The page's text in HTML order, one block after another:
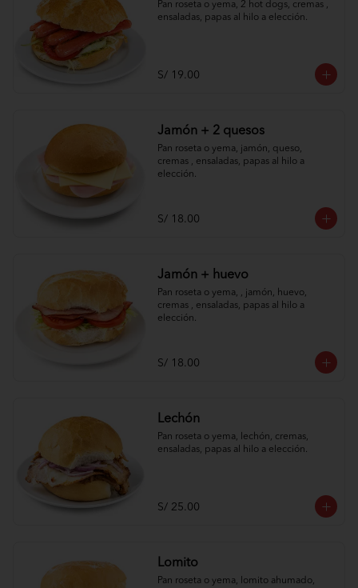
Pan roseta o yema, 2 hot dogs, cremas ,
ensaladas, papas al hilo a elección.
S/ 19.00
Jamón + 2 quesos
Pan roseta o yema, jamón, queso,
cremas , ensaladas, papas al hilo a
elección.
S/ 18.00
Jamón + huevo
Pan roseta o yema, , jamón, huevo,
cremas , ensaladas, papas al hilo a
elección.
S/ 18.00
Lechón
Pan roseta o yema, lechón, cremas,
ensaladas, papas al hilo a elección.
S/ 25.00
Lomito
Pan roseta o yema, lomito ahumado,